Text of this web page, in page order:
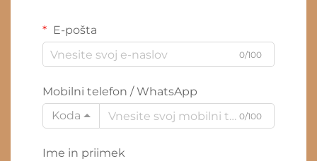
E-pošta
0/100
Mobilni telefon / WhatsApp
Koda
0/100
Ime in priimek